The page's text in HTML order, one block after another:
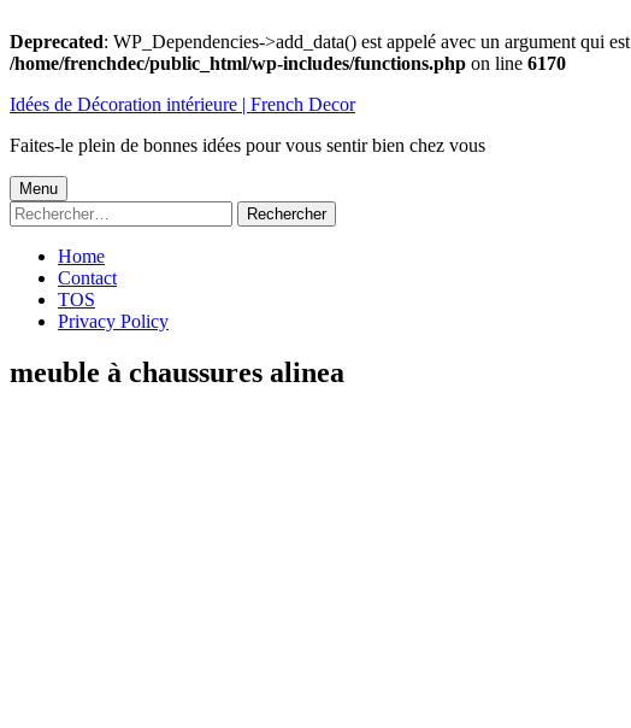
Deprecated: WP_Dependencies->add_data() est appelé avec un argument qui est
/home/frenchdec/public_html/wp-includes/functions.php on line 6170
au
Idées de Décoration intérieure | French Decor
Faites-le plein de bonnes idées pour vous sentir bien chez vous
Menu
principal
Menu
Rechercher :
Home
Contact
TOS
Privacy Policy
meuble à chaussures alinea